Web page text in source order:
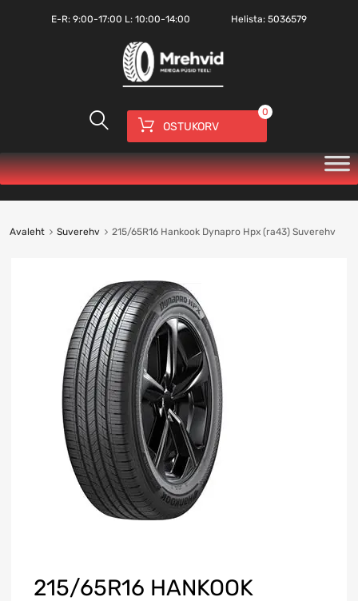
E-R: 9:00-17:00 L: 10:00-14:00 Helista:5036579
OSTUKORV
0
Avaleht Suverehv 215/65R16 Hankook Dynapro Hpx (ra43) Suverehv
215/65R16 HANKOOK